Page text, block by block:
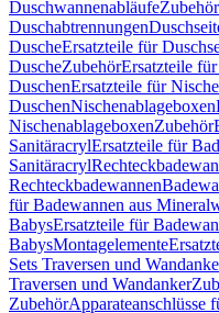
DuschwannenabläufeZubehör
Duschabtrennungen
DuscheErsatzteile für
DuscheZubehörErsatzteile
DuschenErsatzteile für
DuschenNischenablageboxen
NischenablageboxenZubehör
SanitäracrylErsatzteile für
Sanitäracryl
Rechteckbadewannen
für Badewannen aus
BabysErsatzteile für
BabysMontagelemente
Sets Traversen und
Traversen und Wandanker
ZubehörApparateanschlüsse